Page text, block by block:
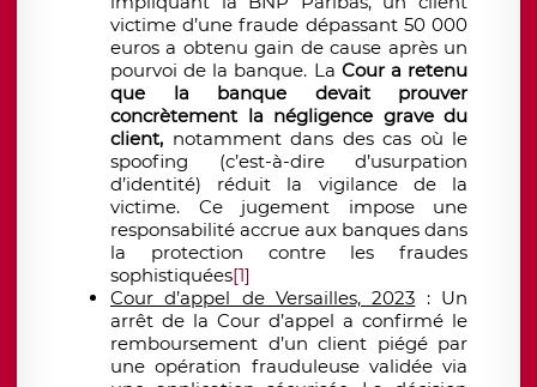
victime d’une fraude dépassant 50 000
euros a obtenu gain de cause après un
pourvoi de la banque. La Cour a retenu
que la banque devait prouver
concrètement la négligence grave du
client, notamment dans des cas où le
spoofing (c’est-à-dire d’usurpation
d’identité) réduit la vigilance de la
victime. Ce jugement impose une
responsabilité accrue aux banques dans
la protection contre les fraudes
sophistiquées​[1]
Cour d’appel de Versailles, 2023 : Un
arrêt de la Cour d’appel a confirmé le
remboursement d’un client piégé par
une opération frauduleuse validée via